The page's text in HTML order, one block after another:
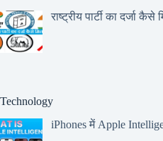
राष्ट्रीय पार्टी का दर्जा कैसे
Technology
iPhones में Apple